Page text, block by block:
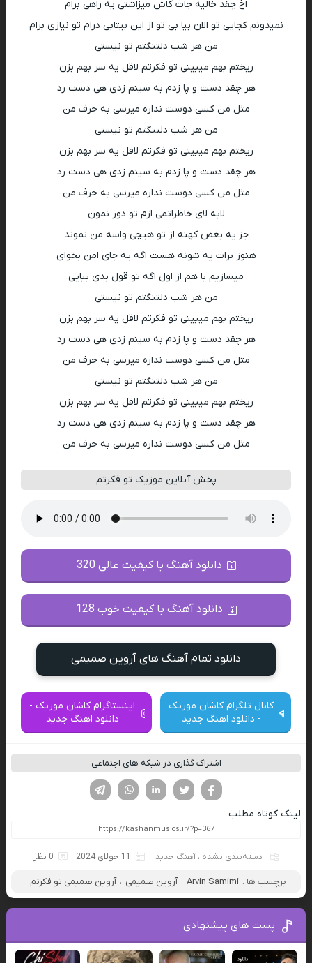
اخ چقد خالیه جات کاش میزاشتی یه راهی برام
نمیدونم کجایی تو الان بیا بی تو از این بیتابی درام تو نیازی برام
من هر شب دلتنگتم تو نیستی
ریختم بهم میبینی تو فکرتم لاقل یه سر بهم بزن
هر چقد دست و پا زدم به سینم زدی هی دست رد
مثل من کسی دوست نداره میرسی به حرف من
من هر شب دلتنگتم تو نیستی
ریختم بهم میبینی تو فکرتم لاقل یه سر بهم بزن
هر چقد دست و پا زدم به سینم زدی هی دست رد
مثل من کسی دوست نداره میرسی به حرف من
لابه لای خاطراتمی ازم تو دور نمون
جز یه بغض کهنه از تو هیچی واسه من نموند
هنوز برات یه شونه هست اگه یه جای امن بخوای
میسازیم با هم از اول اگه تو قول بدی بیایی
من هر شب دلتنگتم تو نیستی
ریختم بهم میبینی تو فکرتم لاقل یه سر بهم بزن
هر چقد دست و پا زدم به سینم زدی هی دست رد
مثل من کسی دوست نداره میرسی به حرف من
من هر شب دلتنگتم تو نیستی
ریختم بهم میبینی تو فکرتم لاقل یه سر بهم بزن
هر چقد دست و پا زدم به سینم زدی هی دست رد
مثل من کسی دوست نداره میرسی به حرف من
پخش آنلاین موزیک تو فکرتم
دانلود آهنگ با کیفیت عالی 320
دانلود آهنگ با کیفیت خوب 128
دانلود تمام آهنگ های آروین صمیمی
کانال تلگرام کاشان موزیک
- دانلود اهنگ جدید
اینستاگرام کاشان موزیک -
دانلود اهنگ جدید
اشتراک گذاری در شبکه های اجتماعی
لینکدین تویتر
فیسوک
لینک کوتاه مطلب
دسته‌بندی نشده ، آهنگ جدید 11 جولای 2024 0 نظر
برچسب ها : Arvin Samimi ، آروین صمیمی ، آروین صمیمی تو فکرتم
پست های پیشنهادی